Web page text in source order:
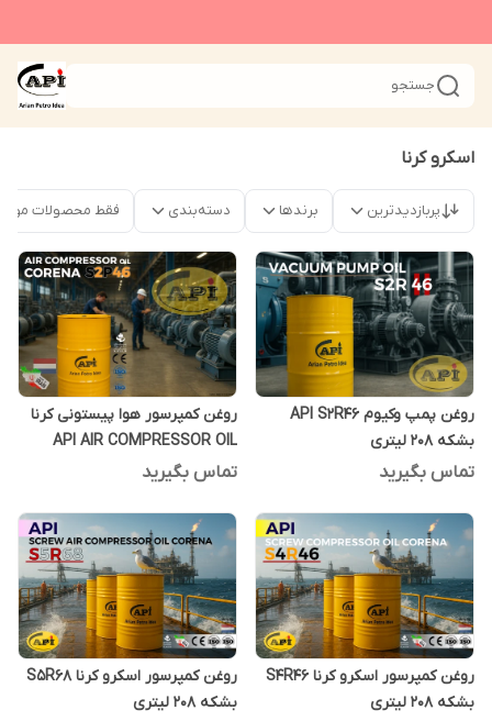
جستجو
اسکرو کرنا
پربازدیدترین برندها دسته‌بندی فقط محصولات
روغن پمپ وکیوم API S2R46
بشکه 208 لیتری
تماس بگیرید
روغن کمپرسور هوا پیستونی کرنا
API AIR COMPRESSOR OIL
CORENA S2P46 بشکه 208 لیتری
تماس بگیرید
روغن کمپرسور اسکرو کرنا S4R46
بشکه 208 لیتری
روغن کمپرسور اسکرو کرنا S5R68
بشکه 208 لیتری